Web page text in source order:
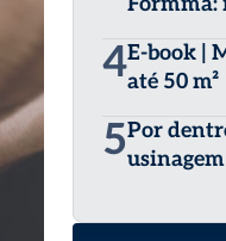
4E-book |
até 50 m²
5Por